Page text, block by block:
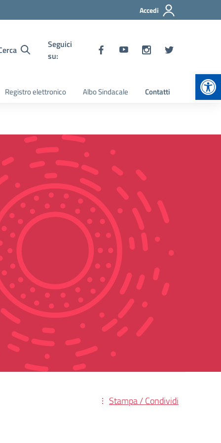
Accedi
Seguici
su:
Registro elettronico Albo Sindacale Contatti
Stampa / Condividi